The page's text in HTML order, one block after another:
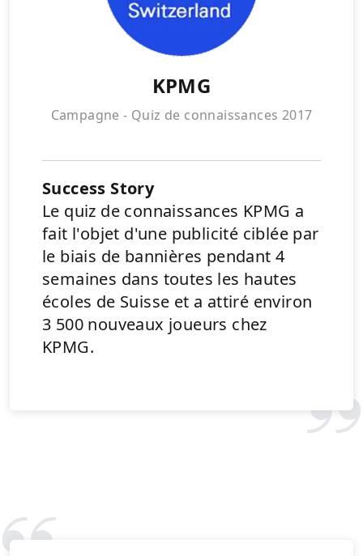
KPMG
Campagne - Quiz de connaissances 2017
Success Story
Le quiz de connaissances KPMG a
fait l'objet d'une publicité ciblée par
le biais de bannières pendant 4
semaines dans toutes les hautes
écoles de Suisse et a attiré environ
3 500 nouveaux joueurs chez
KPMG.